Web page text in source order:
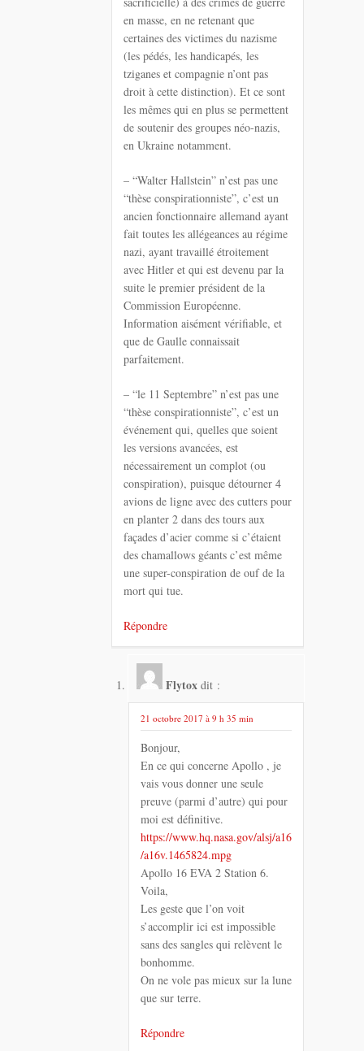
en masse, en ne retenant que
certaines des victimes du nazisme
(les pédés, les handicapés, les
tziganes et compagnie n’ont pas
droit à cette distinction). Et ce sont
les mêmes qui en plus se permettent
de soutenir des groupes néo-nazis,
en Ukraine notamment.
– “Walter Hallstein” n’est pas une
“thèse conspirationniste”, c’est un
ancien fonctionnaire allemand ayant
fait toutes les allégeances au régime
nazi, ayant travaillé étroitement
avec Hitler et qui est devenu par la
suite le premier président de la
Commission Européenne.
Information aisément vérifiable, et
que de Gaulle connaissait
parfaitement.
– “le 11 Septembre” n’est pas une
“thèse conspirationniste”, c’est un
événement qui, quelles que soient
les versions avancées, est
nécessairement un complot (ou
conspiration), puisque détourner 4
avions de ligne avec des cutters pour
en planter 2 dans des tours aux
façades d’acier comme si c’étaient
des chamallows géants c’est même
une super-conspiration de ouf de la
mort qui tue.
Répondre
Flytox dit :
21 octobre 2017 à 9 h 35 min
Bonjour,
En ce qui concerne Apollo , je
vais vous donner une seule
preuve (parmi d’autre) qui pour
moi est définitive.
https://www.hq.nasa.gov/alsj/a16
/a16v.1465824.mpg
Apollo 16 EVA 2 Station 6.
Voila,
Les geste que l’on voit
s’accomplir ici est impossible
sans des sangles qui relèvent le
bonhomme.
On ne vole pas mieux sur la lune
que sur terre.
Répondre